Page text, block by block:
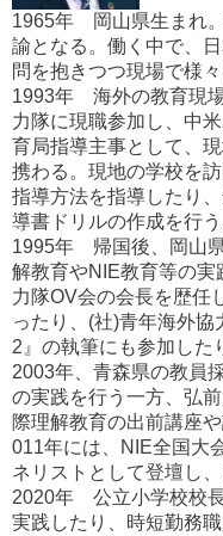
1965年 岡山県生まれ
諭となる。働く中で、
問を抱きつつ現場で様々
1993年 海外の教育現
力隊に現職参加し、中
育局指導主事として、
携わる。現地の学校を
指導方法を指導したり
導書ドリルの作成を行う
1995年 帰国後、岡山
解教育やNIE教育等の
力隊OV会の会長を歴任
ったり、(社)青年海外協
2』の執筆にも参加した
2003年、青森県の教員
の実践を行う一方、弘
際理解教育の出前講座
011年には、NIE全国大
ネリストとして登壇し
2020年 公立小学校校
実践したり、時短勤務